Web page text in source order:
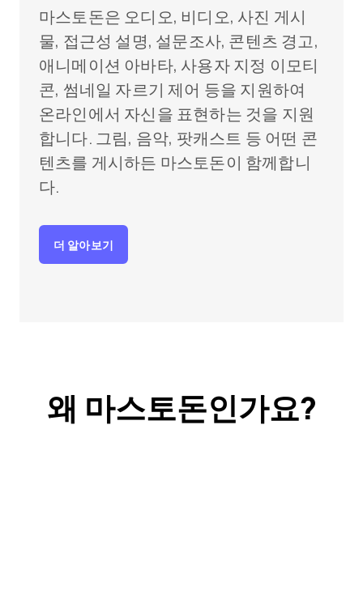
마스토돈은 오디오, 비디오, 사진 게시
물, 접근성 설명, 설문조사, 콘텐츠 경고,
애니메이션 아바타, 사용자 지정 이모티
콘, 썸네일 자르기 제어 등을 지원하여
온라인에서 자신을 표현하는 것을 지원
합니다. 그림, 음악, 팟캐스트 등 어떤 콘
텐츠를 게시하든 마스토돈이 함께합니
다.
더 알아보기
왜 마스토돈인가요?